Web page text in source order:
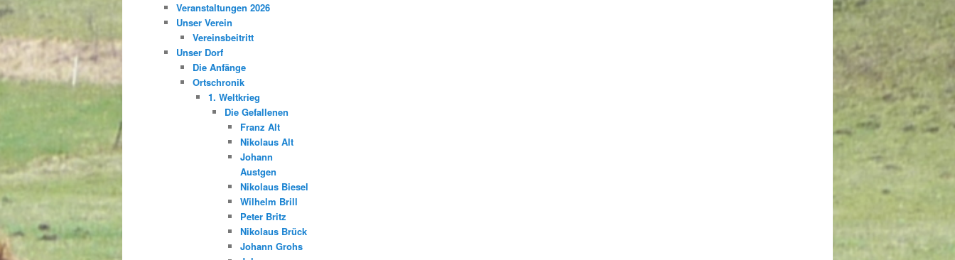
Veranstaltungen 2026
Unser Verein
Vereinsbeitritt
Unser Dorf
Die Anfänge
Ortschronik
1. Weltkrieg
Die Gefallenen
Franz Alt
Nikolaus Alt
Johann
Austgen
Nikolaus Biesel
Wilhelm Brill
Peter Britz
Nikolaus Brück
Johann Grohs